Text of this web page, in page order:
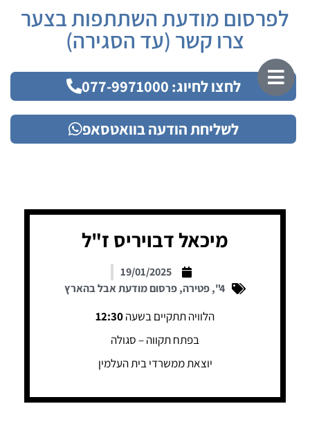
לפרסום מודעת השתתפות בצער
צרו קשר (עד הסגירה)
לחצו לחיוג: 077-9971000
לשליחת הודעה בוואטסאפ
מיכאל דבויריס ז"ל
19/01/2025
4"
,פטירה,פרסום מודעת אבל בהארץ
הלוויה תתקיים בשעה12:30
בפתח תקווה – סגולה
יוצאת ממשרדי בית העלמין